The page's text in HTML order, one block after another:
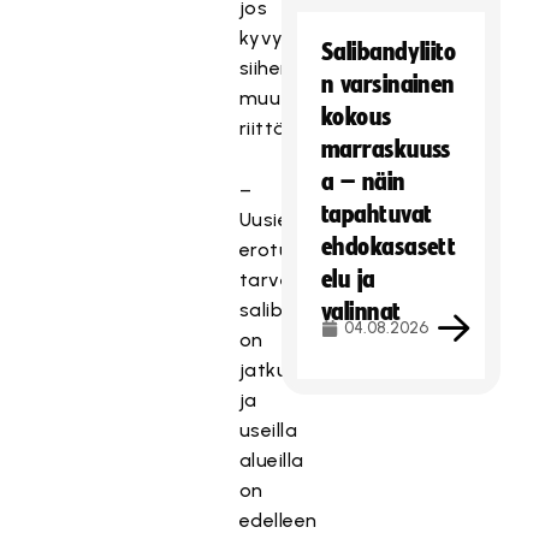
jos
kyvyt
siihen
muuten
riittävät.
–
Uusien
erotuomarien
tarve
salibandyssä
on
jatkuva
ja
useilla
alueilla
on
edelleen
Salibandyliito
n varsinainen
kokous
marraskuuss
a – näin
tapahtuvat
ehdokasasett
elu ja
valinnat
04.08.2026